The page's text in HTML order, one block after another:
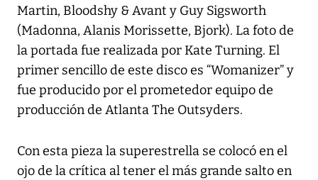
Martin, Bloodshy & Avant y Guy Sigsworth
(Madonna, Alanis Morissette, Bjork). La foto de
la portada fue realizada por Kate Turning. El
primer sencillo de este disco es “Womanizer” y
fue producido por el prometedor equipo de
producción de Atlanta The Outsyders.
Con esta pieza la superestrella se colocó en el
ojo de la crítica al tener el más grande salto en